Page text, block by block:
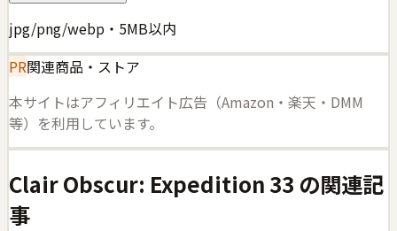
jpg/png/webp・5MB以内
PR関連商品・ストア
本サイトはアフィリエイト広告（Amazon・楽天・DMM
等）を利用しています。
Clair Obscur: Expedition 33 の関連記
事